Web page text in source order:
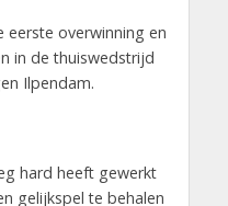
overwinning en
in de thuiswedstrijd
Ilpendam.
hard heeft gewerkt
gelijkspel te behalen